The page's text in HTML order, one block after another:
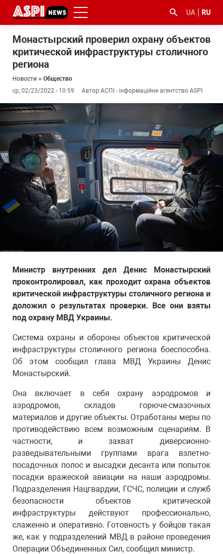
UA RU
Монастырский проверил охрану объектов
критической инфраструктуры столичного
региона
Новости » Общество
ср, 02/23/2022 - 10:59
Автор:АСПІ - інформаційне агентство ASPI
Министр внутренних дел Денис Монастырский
проконтролировал, как проходит охрана объектов
критической инфраструктуры столичного региона и
доложил о результатах проверки. Все они взяты
под охрану МВД Украины.
Система охраны и обороны объектов критической
инфраструктуры столичного региона боеспособна.
Об этом сообщил глава МВД Украины Денис
Монастырский.
Она включает в себя охрану аэродромов и
аэродромов, складов горюче-смазочных
материалов и другие объекты. Отработаны меры по
противодействию всем возможным сценариям. В
частности, и захват диверсионно-
разведывательными группами врага взлетно-
посадочных полос и высадки десанта или попыток
посадки вражеской авиации на наши аэродромы.
Подразделения Нацгвардии, ГСЧС, полиции и служб
безопасности объектов критической
инфраструктуры действуют профессионально,
слаженно и оперативно. Готовность у бойцов такая
же, как у подразделений МВД в районе проведения
Операции Объединенных Сил, сообщил министр.
#ООС
#боротьба
з
корупцією
#гфс